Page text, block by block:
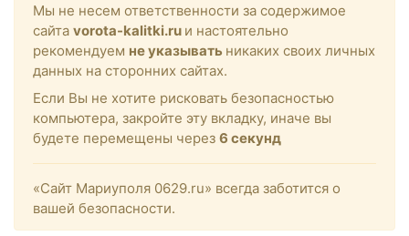
Мы не несем ответственности за содержимое
сайта vorota-kalitki.ru и настоятельно
рекомендуем не указывать никаких своих личных
данных на сторонних сайтах.
Если Вы не хотите рисковать безопасностью
компьютера, закройте эту вкладку, иначе вы
будете перемещены через 6 секунд
«Сайт Мариуполя 0629.ru» всегда заботится о
вашей безопасности.